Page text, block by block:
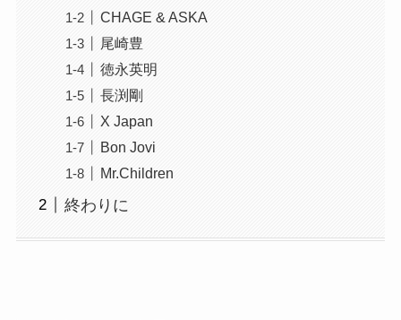
CHAGE & ASKA
尾崎豊
徳永英明
長渕剛
X Japan
Bon Jovi
Mr.Children
終わりに